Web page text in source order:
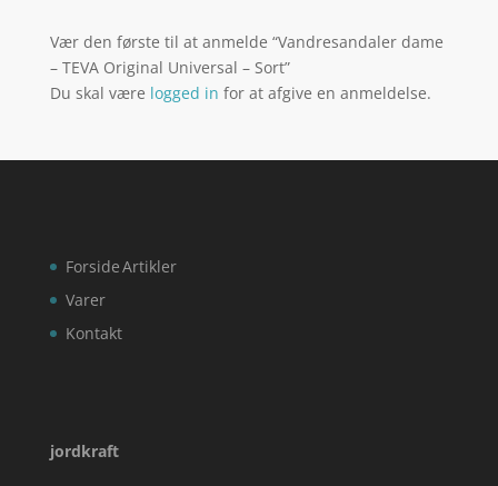
Vær den første til at anmelde “Vandresandaler dame
– TEVA Original Universal – Sort”
Du skal være logged in for at afgive en anmeldelse.
Forside
Varer
Kontakt
Artikler
jordkraft